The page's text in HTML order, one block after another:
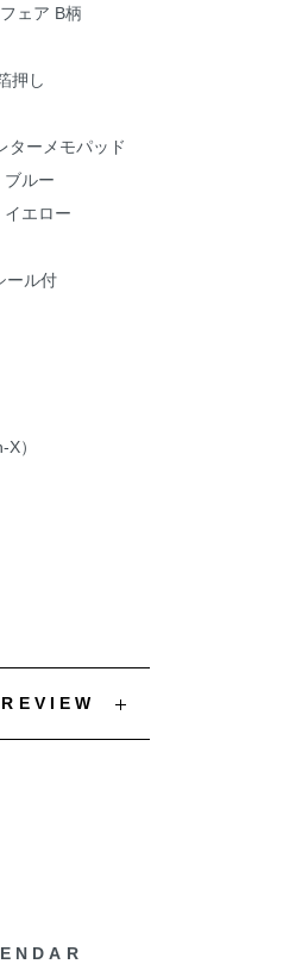
ェア B柄
押し
ターメモパッド
ルー
エロー
ール付
）